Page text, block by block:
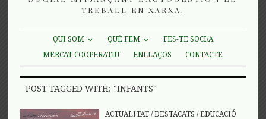
TREBALL EN XARXA.
QUI SOM QUÈ FEM
FES-TE SOCI/A
MERCAT COOPERATIU
ENLLAÇOS CONTACTE
POST TAGGED WITH: "INFANTS"
ACTUALITAT/DESTACATS /EDUCACIÓ